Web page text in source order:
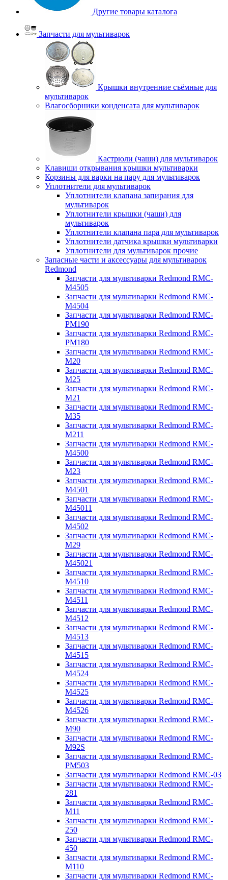
Другие товары каталога
Запчасти для мультиварок
Крышки внутренние съёмные для
мультиварок
Влагосборники конденсата для мультиварок
Кастрюли (чаши) для мультиварок
Клавиши открывания крышки мультиварки
Корзины для варки на пару для мультиварок
Уплотнители для мультиварок
Уплотнители клапана запирания для
мультиварок
Уплотнители крышки (чаши) для
мультиварок
Уплотнители клапана пара для мультиварок
Уплотнители датчика крышки мультиварки
Уплотнители для мультиварок прочие
Запасные части и аксессуары для мультиварок
Redmond
Запчасти для мультиварки Redmond RMC-
M4505
Запчасти для мультиварки Redmond RMC-
M4504
Запчасти для мультиварки Redmond RMC-
PM190
Запчасти для мультиварки Redmond RMC-
PM180
Запчасти для мультиварки Redmond RMC-
M20
Запчасти для мультиварки Redmond RMC-
M25
Запчасти для мультиварки Redmond RMC-
M21
Запчасти для мультиварки Redmond RMC-
M35
Запчасти для мультиварки Redmond RMC-
M211
Запчасти для мультиварки Redmond RMC-
M4500
Запчасти для мультиварки Redmond RMC-
M23
Запчасти для мультиварки Redmond RMC-
M4501
Запчасти для мультиварки Redmond RMC-
M45011
Запчасти для мультиварки Redmond RMC-
M4502
Запчасти для мультиварки Redmond RMC-
M29
Запчасти для мультиварки Redmond RMC-
M45021
Запчасти для мультиварки Redmond RMC-
M4510
Запчасти для мультиварки Redmond RMC-
M4511
Запчасти для мультиварки Redmond RMC-
M4512
Запчасти для мультиварки Redmond RMC-
M4513
Запчасти для мультиварки Redmond RMC-
M4515
Запчасти для мультиварки Redmond RMC-
M4524
Запчасти для мультиварки Redmond RMC-
M4525
Запчасти для мультиварки Redmond RMC-
M4526
Запчасти для мультиварки Redmond RMC-
M90
Запчасти для мультиварки Redmond RMC-
M92S
Запчасти для мультиварки Redmond RMC-
PM503
Запчасти для мультиварки Redmond RMC-03
Запчасти для мультиварки Redmond RMC-
281
Запчасти для мультиварки Redmond RMC-
M11
Запчасти для мультиварки Redmond RMC-
250
Запчасти для мультиварки Redmond RMC-
450
Запчасти для мультиварки Redmond RMC-
M110
Запчасти для мультиварки Redmond RMC-